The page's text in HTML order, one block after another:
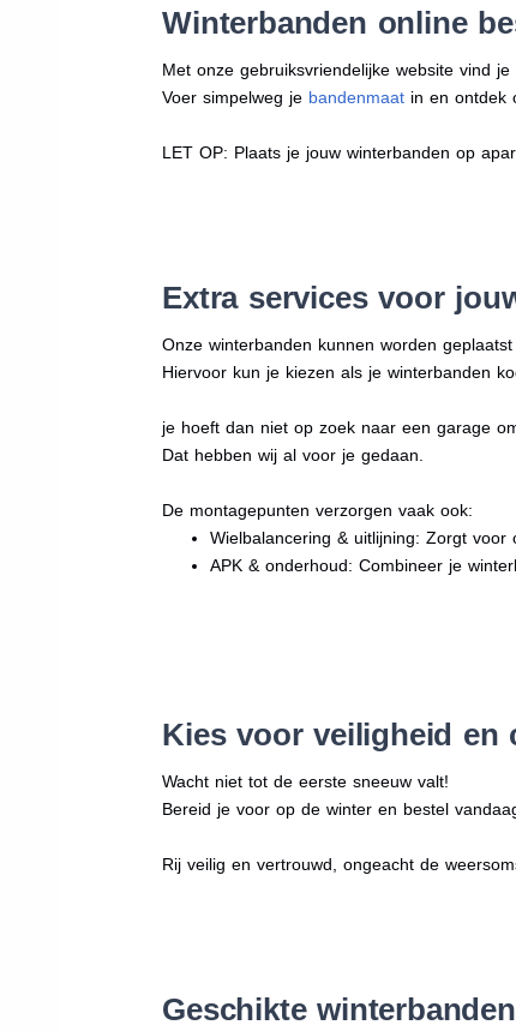
Winterbanden online
Met onze gebruiksvriendelijke website vind
Voer simpelweg je bandenmaat in en ontdek
LET OP: Plaats je jouw winterbanden op
Extra services voor
Onze winterbanden kunnen worden
Hiervoor kun je kiezen als je winterbanden
je hoeft dan niet op zoek naar een garage
Dat hebben wij al voor je gedaan.
De montagepunten verzorgen vaak ook:
Wielbalancering & uitlijning: Zorgt voor
APK & onderhoud: Combineer je
Kies voor veiligheid en
Wacht niet tot de eerste sneeuw valt!
Bereid je voor op de winter en bestel
Rij veilig en vertrouwd, ongeacht de
Geschikte